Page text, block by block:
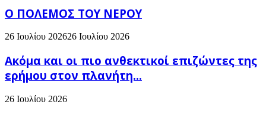
Ο ΠΟΛΕΜΟΣ ΤΟΥ ΝΕΡΟΥ
26 Ιουλίου 202626 Ιουλίου 2026
Ακόμα και οι πιο ανθεκτικοί επιζώντες της
ερήμου στον πλανήτη...
26 Ιουλίου 2026